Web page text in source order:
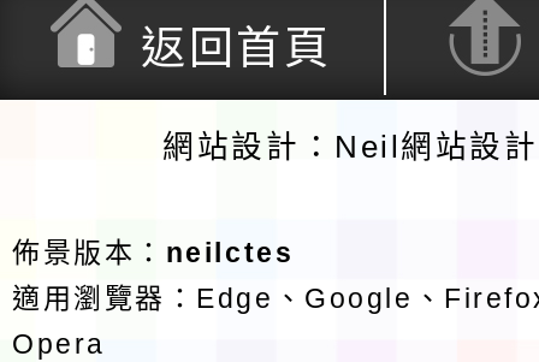
返回首頁
網站設計：Neil網站設
佈景版本： neilctes
適用瀏覽器：Edge、Google、
Opera